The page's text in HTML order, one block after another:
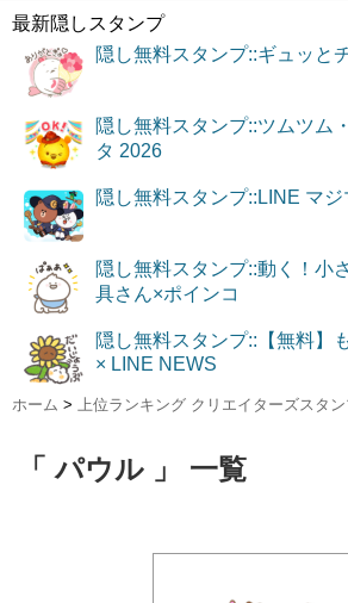
最新隠しスタンプ
隠し無料スタンプ::ギュッと
隠し無料スタンプ::ツムツム
タ 2026
隠し無料スタンプ::LINE マジ
隠し無料スタンプ::動く！小
具さん×ポインコ
隠し無料スタンプ::【無料】
× LINE NEWS
ホーム > 上位ランキング クリエイターズスタ
「 パウル 」 一覧